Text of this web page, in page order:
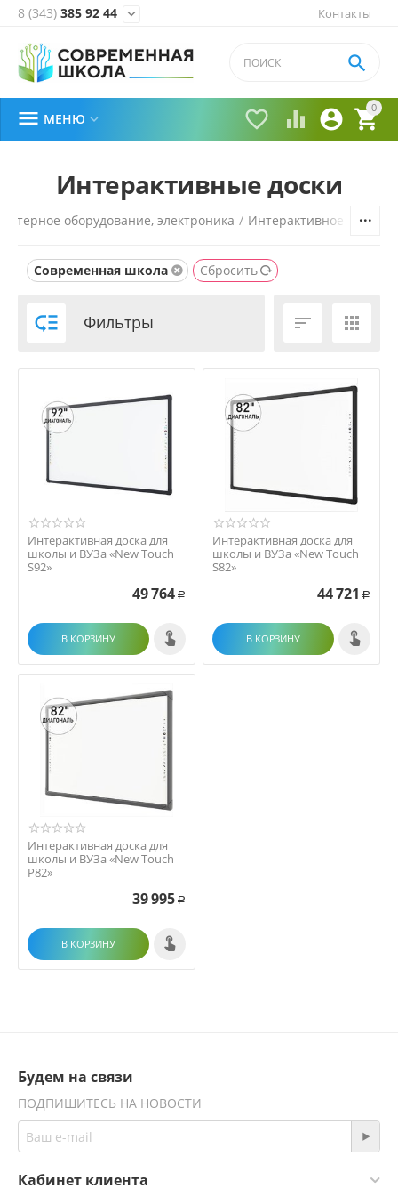
Контакты
8 (343) 385 92 44 
0


 

 МЕНЮ 
Интерактивные доски
оборудование, электроника / Интерактивное
Современная школа Сбросить
 Фильтры  
Интерактивная доска для
школы и ВУЗа «New Touch
S92»
49 764 Р
В КОРЗИНУ
Интерактивная доска для
школы и ВУЗа «New Touch
S82»
44 721 Р
В КОРЗИНУ
Интерактивная доска для
школы и ВУЗа «New Touch
P82»
39 995 Р
В КОРЗИНУ
Будем на связи
ПОДПИШИТЕСЬ НА НОВОСТИ
Кабинет клиента